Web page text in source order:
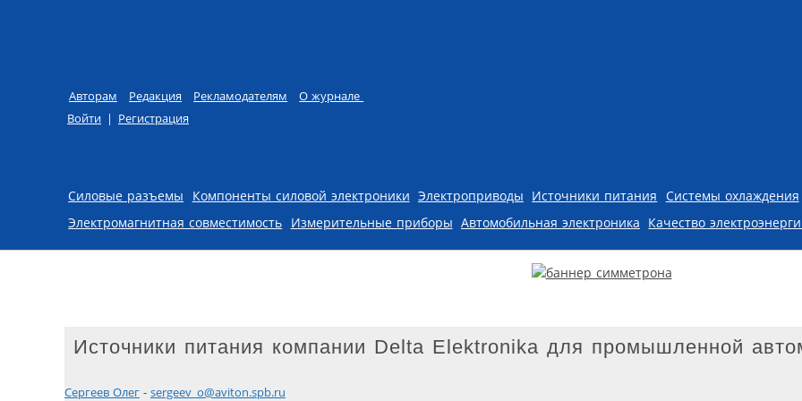
Авторам Редакция Рекламодателям
О журнале
Войти | Регистрация
Skip to content
Силовые разъемы Компоненты силовой электроники Электроприводы Источники питания Системы охлаждения
Электромагнитная совместимость Измерительные приборы Автомобильная электроника Качество
Источники питания компании Delta Elektronika для промышленной
Сергеев Олег - sergeev_o@aviton.spb.ru